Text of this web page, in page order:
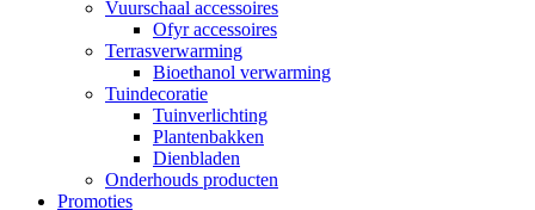
Vuurschaal accessoires
Ofyr accessoires
Terrasverwarming
Bioethanol verwarming
Tuindecoratie
Tuinverlichting
Plantenbakken
Dienbladen
Onderhouds producten
Promoties